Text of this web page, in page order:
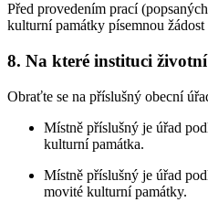
Před provedením prací
kulturní památky písemnou žádost
8. Na které instituci
Obraťte se na příslušný obecní
Místně příslušný je úřad
kulturní památka.
Místně příslušný je úřad
movité kulturní památky.